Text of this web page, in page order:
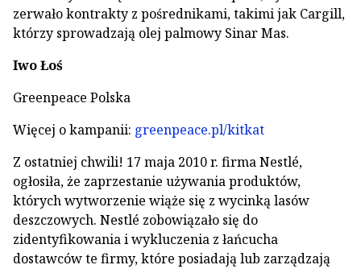
zerwało kontrakty z pośrednikami, takimi jak Cargill,
którzy sprowadzają olej palmowy Sinar Mas.
Iwo Łoś
Greenpeace Polska
Więcej o kampanii: greenpeace.pl/kitkat
Z ostatniej chwili! 17 maja 2010 r. firma Nestlé,
ogłosiła, że zaprzestanie używania produktów,
których wytworzenie wiąże się z wycinką lasów
deszczowych. Nestlé zobowiązało się do
zidentyfikowania i wykluczenia z łańcucha
dostawców te firmy, które posiadają lub zarządzają